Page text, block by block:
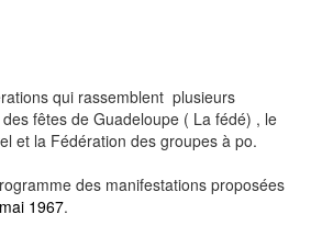
qui rassemblent plusieurs
fêtes de Guadeloupe ( La fédé) , le
et la Fédération des groupes à po.
des manifestations proposées
1967.